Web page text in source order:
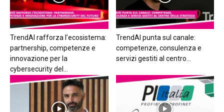
TrendAI rafforza l’ecosistema:
partnership, competenze e
innovazione per la
cybersecurity del...
TrendAI punta sul canale:
competenze, consulenza e
servizi gestiti al centro...